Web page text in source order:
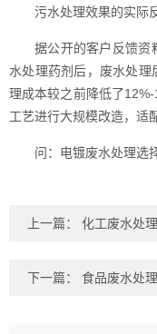
污水处理效果的实际
据公开的客户反馈资
水处理药剂后，废水处
理成本较之前降低了
工艺进行大规模改造，适
问：电镀废水处理选
上一篇： 化工废水处
下一篇： 食品废水处